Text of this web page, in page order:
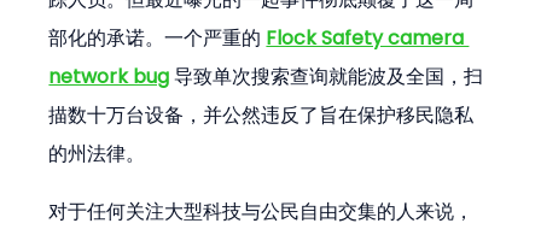
部化的承诺。一个严重的 Flock Safety camera
network bug 导致单次搜索查询就能波及全国，扫
描数十万台设备，并公然违反了旨在保护移民隐私
的州法律。
对于任何关注大型科技与公民自由交集的人来说，